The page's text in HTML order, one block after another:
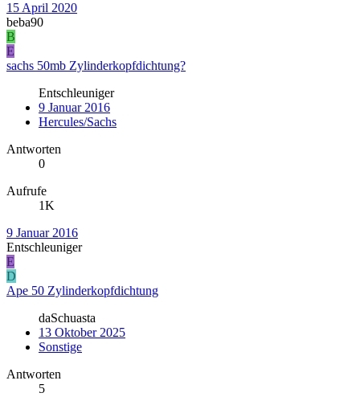
15 April 2020
beba90
B
E
sachs 50mb Zylinderkopfdichtung?
Entschleuniger
9 Januar 2016
Hercules/Sachs
Antworten
0
Aufrufe
1K
9 Januar 2016
Entschleuniger
E
D
Ape 50 Zylinderkopfdichtung
daSchuasta
13 Oktober 2025
Sonstige
Antworten
5